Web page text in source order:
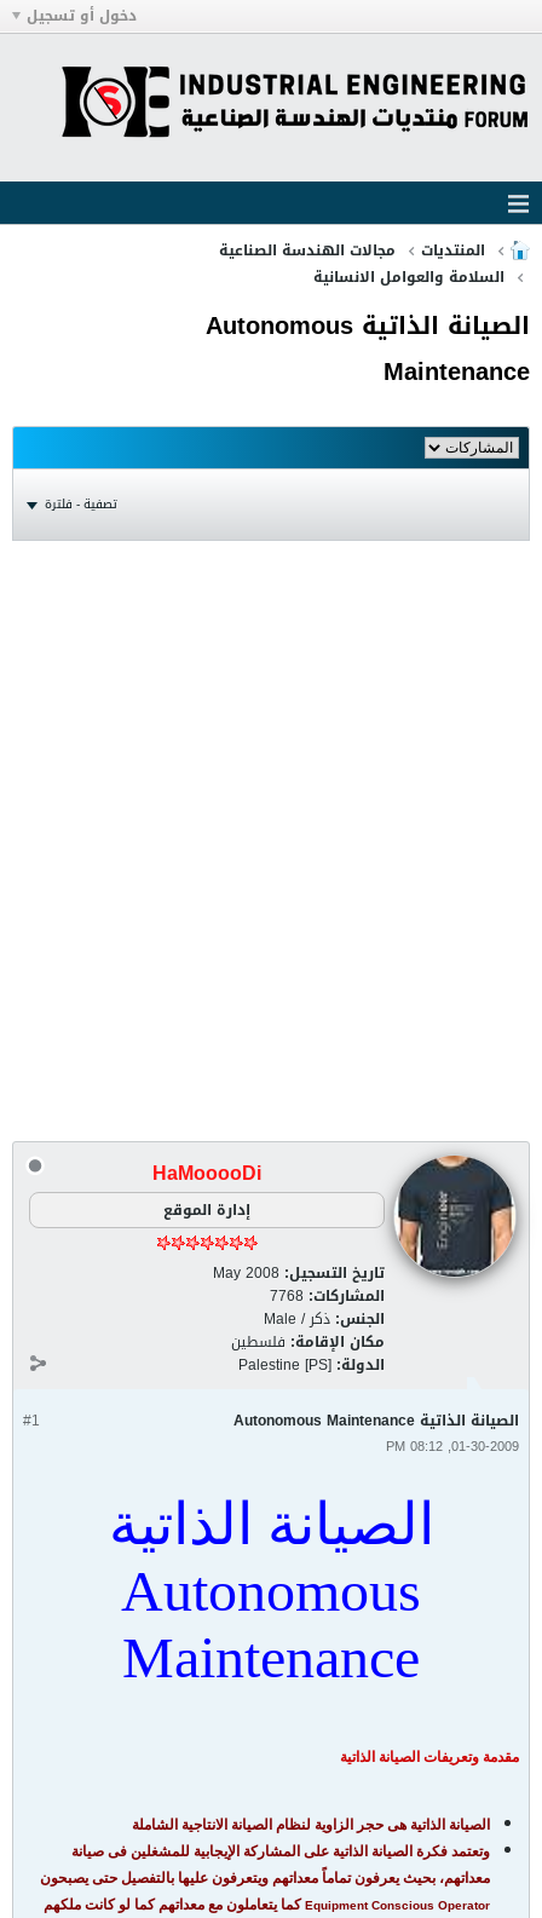
دخول أو تسجيل
المنتديات
مجالات الهندسة الصناعية
السلامة والعوامل الانسانية
الصيانة الذاتية Autonomous
Maintenance
تصفية - فلترة
HaMooooDi
إدارة الموقع
تاريخ التسجيل: May 2008
المشاركات: 7768
الجنس: ذكر / Male
مكان الإقامة: فلسطين
الدولة: Palestine [PS]
#1 الصيانة الذاتية Autonomous Maintenance
01-30-2009, 08:12 PM
الصيانة الذاتية
Autonomous
Maintenance
مقدمة وتعريفات الصيانة الذاتية
الصيانة الذاتية هى حجر الزاوية لنظام الصيانة الانتاجية الشاملة
وتعتمد فكرة الصيانة الذاتية على المشاركة الإيجابية للمشغلين فى صيانة
معداتهم، بحيث يعرفون تماماً معداتهم ويتعرفون عليها بالتفصيل حتى يصبحون
Equipment Conscious Operatorكما يتعاملون مع معداتهم كما لو كانت ملكهم